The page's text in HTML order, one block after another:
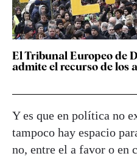
El Tribunal Europeo de
admite el recurso de los
Y es que en política no
tampoco hay espacio
no, entre el a favor o en